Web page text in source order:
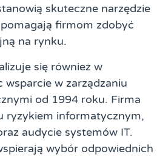
skuteczne narzędzie
firmom zdobyć
na rynku.
się również w
wsparcie w zarządzaniu
od 1994 roku. Firma
ryzykiem informatycznym,
audycie systemów IT.
wybór odpowiednich